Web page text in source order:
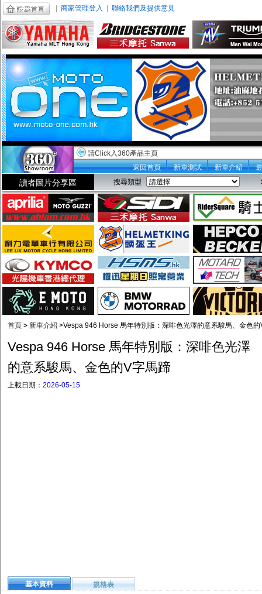
商家管理登入 聯絡我們及提供意見
請Click入360產品主頁
返回首頁
新車測試 新車介紹
讀者圖片分享區 搜尋類型
首頁 > 新車介紹 >Vespa 946 Horse 馬年特別版：深啡色光澤的意系駿馬、金色的
Vespa 946 Horse 馬年特別版：深啡色光澤
的意系駿馬、金色的V字馬蹄
上載日期： 2026-05-15
基本資料 規格表